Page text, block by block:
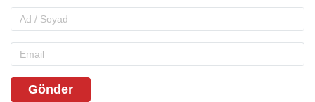
Gönder